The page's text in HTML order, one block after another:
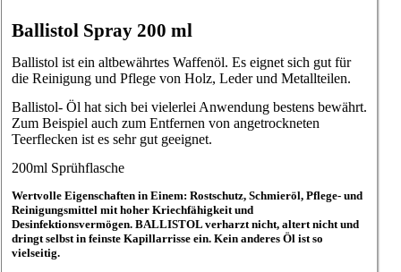
Ballistol Spray 200 ml
Ballistol ist ein altbewährtes Waffenöl. Es eignet sich gut für
die Reinigung und Pflege von Holz, Leder und Metallteilen.
Ballistol- Öl hat sich bei vielerlei Anwendung bestens bewährt.
Zum Beispiel auch zum Entfernen von angetrockneten
Teerflecken ist es sehr gut geeignet.
200ml Sprühflasche
Wertvolle Eigenschaften in Einem: Rostschutz, Schmieröl, Pflege- und
Reinigungsmittel mit hoher Kriechfähigkeit und
Desinfektionsvermögen. BALLISTOL verharzt nicht, altert nicht und
dringt selbst in feinste Kapillarrisse ein. Kein anderes Öl ist so
vielseitig.